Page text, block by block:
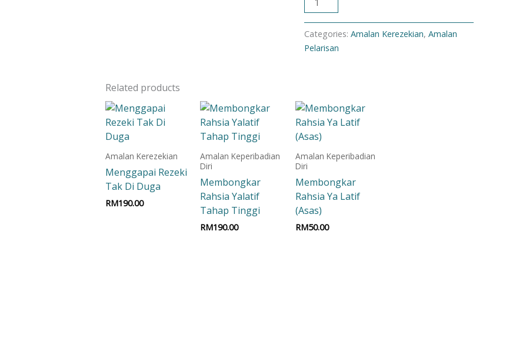
Categories:Amalan Kerezekian,Amalan
Pelarisan
Related products
Amalan Kerezekian
Menggapai Rezeki
Tak Di Duga
RM190.00
Amalan Keperibadian
Diri
Membongkar
Rahsia Yalatif
Tahap Tinggi
RM190.00
Amalan Keperibadian
Diri
Membongkar
Rahsia Ya Latif
(Asas)
RM50.00